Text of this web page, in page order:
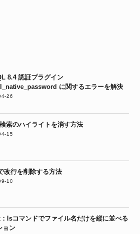
8.4 認証プラグイン
に関するエラーを解決
26
索のハイライトを消す方法
15
改行を削除する方法
10
lsコマンドでファイル名だけを縦に並べる
ョン